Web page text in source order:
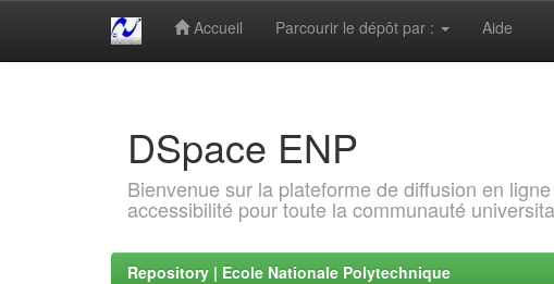
Accueil Parcourir le dépôt par : Aide
DSpace ENP
Bienvenue sur la plateforme de diffusion en
accessibilité pour toute la communauté
Repository | Ecole Nationale Polytechnique